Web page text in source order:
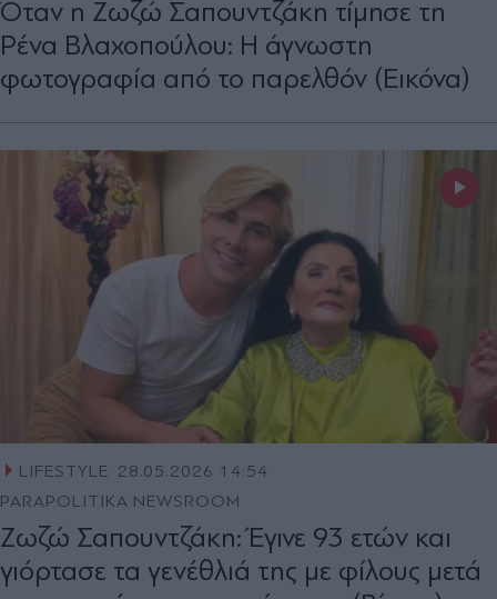
Όταν η Ζωζώ Σαπουντζάκη τίμησε τη
Ρένα Βλαχοπούλου: Η άγνωστη
φωτογραφία από το παρελθόν (Εικόνα)
LIFESTYLE 28.05.2026 14:54
PARAPOLITIKA NEWSROOM
Ζωζώ Σαπουντζάκη: Έγινε 93 ετών και
γιόρτασε τα γενέθλιά της με φίλους μετά